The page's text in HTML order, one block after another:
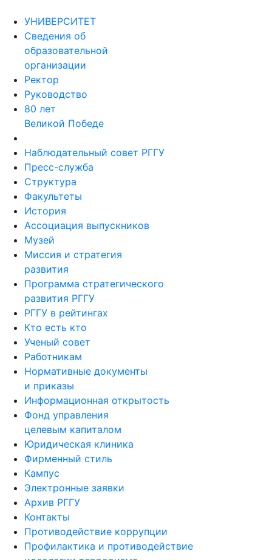
УНИВЕРСИТЕТ
Сведения об
образовательной
организации
Ректор
Руководство
80 лет
Великой Победе
Наблюдательный совет РГГУ
Пресс-служба
Структура
Факультеты
История
Ассоциация выпускников
Музей
Миссия и стратегия
развития
Программа стратегического
развития РГГУ
РГГУ в рейтингах
Кто есть кто
Ученый совет
Работникам
Нормативные документы
и приказы
Информационная открытость
Фонд управления
целевым капиталом
Юридическая клиника
Фирменный стиль
Кампус
Электронные заявки
Архив РГГУ
Контакты
Противодействие коррупции
Профилактика и противодействие